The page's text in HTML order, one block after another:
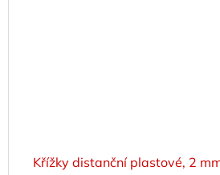
Křížky distanční plastové, 2